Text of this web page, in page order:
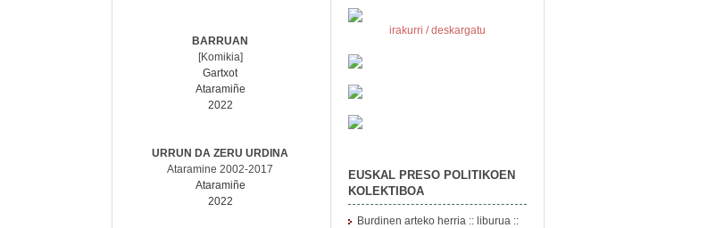
BARRUAN
[Komikia]
Gartxot
Ataramiñe
2022
URRUN DA ZERU URDINA
Ataramine 2002-2017
Ataramiñe
2022
irakurri / deskargatu
EUSKAL PRESO POLITIKOEN
KOLEKTIBOA
Burdinen arteko herria :: liburua ::